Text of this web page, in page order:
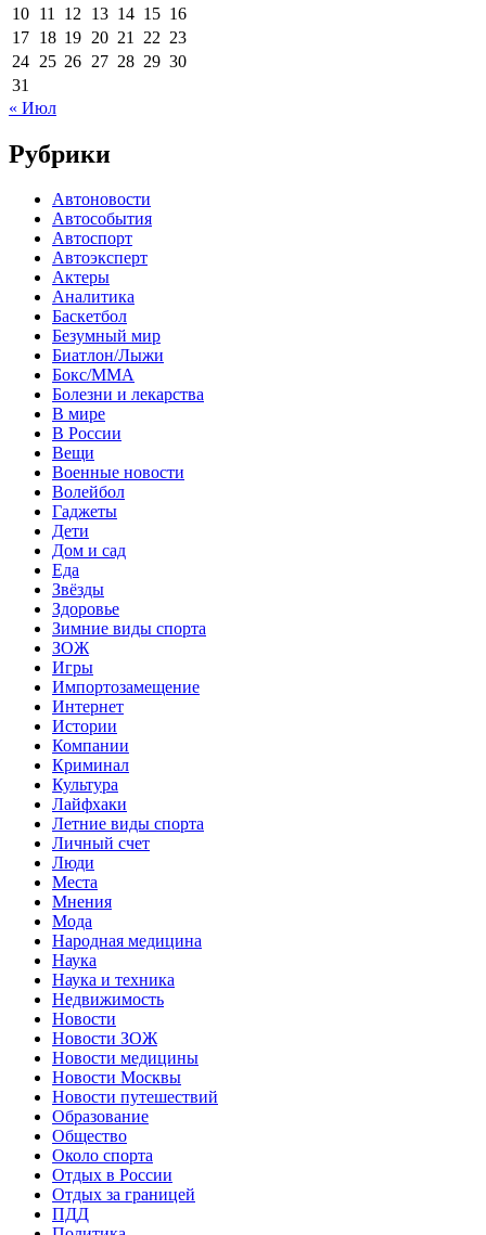
10 11 12 13 14 15 16
17 18 19 20 21 22 23
24 25 26 27 28 29 30
31
« Июл
Рубрики
Автоновости
Автособытия
Автоспорт
Автоэксперт
Актеры
Аналитика
Баскетбол
Безумный мир
Биатлон/Лыжи
Бокс/MMA
Болезни и лекарства
В мире
В России
Вещи
Военные новости
Волейбол
Гаджеты
Дети
Дом и сад
Еда
Звёзды
Здоровье
Зимние виды спорта
ЗОЖ
Игры
Импортозамещение
Интернет
Истории
Компании
Криминал
Культура
Лайфхаки
Летние виды спорта
Личный счет
Люди
Места
Мнения
Мода
Народная медицина
Наука
Наука и техника
Недвижимость
Новости
Новости ЗОЖ
Новости медицины
Новости Москвы
Новости путешествий
Образование
Общество
Около спорта
Отдых в России
Отдых за границей
ПДД